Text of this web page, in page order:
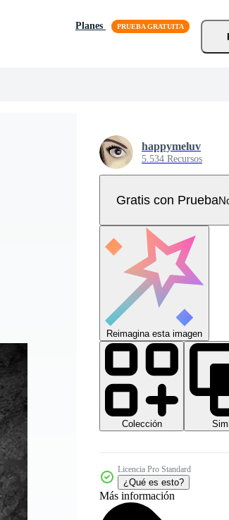
Planes
happymeluv
5.534 Recursos
Gratis con Prueba
Reimagina esta imagen
Colección
Licencia Pro Standard
¿Qué es esto?
Más información